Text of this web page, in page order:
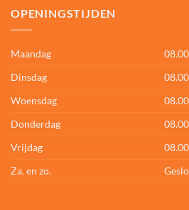
OPENINGSTIJDEN
Maandag
Dinsdag
Woensdag
Donderdag
Vrijdag
Za. en zo.